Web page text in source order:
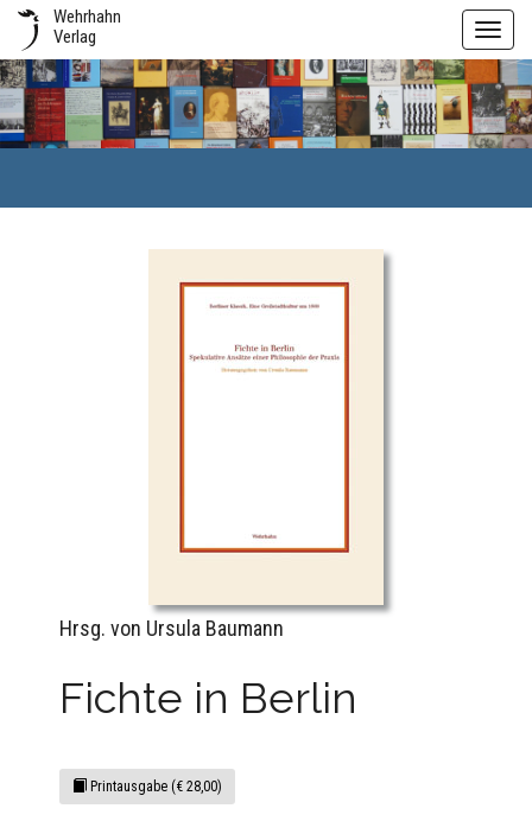
Wehrhahn
Verlag
Hrsg. von Ursula Baumann
Fichte in Berlin
Printausgabe (€ 28,00)